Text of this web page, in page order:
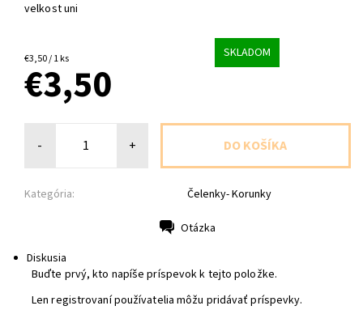
velkost uni
€3,50 / 1 ks SKLADOM
€3,50
- +
Kategória: Čelenky- Korunky
Otázka
Diskusia
Buďte prvý, kto napíše príspevok k tejto položke.
Len registrovaní používatelia môžu pridávať príspevky.